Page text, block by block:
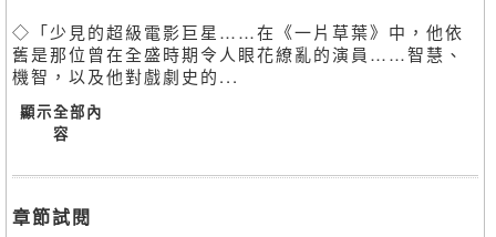
◇「少見的超級電影巨星……在《一片草葉》中，他依
舊是那位曾在全盛時期令人眼花繚亂的演員……智慧、
機智，以及他對戲劇史的...
顯示全部內
容
章節試閱